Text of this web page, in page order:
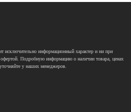
исключительно информационный характер и ни при
Подробную информацию о наличии товара, ценах
у наших менеджеров.